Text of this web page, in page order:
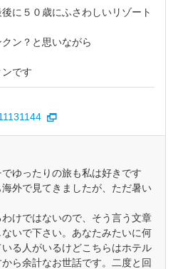
に５０歳にふさわしいリゾート
ン？と思いながら
です
ゆったりの旅も私は好きです
外で見てきましたが、ただ暑い
けではないので、そう言う文章
いで下さい。あなたみたいに何
る人がいるけどこちらはホテル
ら余計なお世話です。二度と回